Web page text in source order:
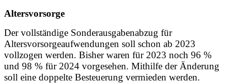
Altersvorsorge
Der vollständige Sonderausgabenabzug für
Altersvorsorgeaufwendungen soll schon ab 2023
vollzogen werden. Bisher waren für 2023 noch 96 %
und 98 % für 2024 vorgesehen. Mithilfe der Änderung
soll eine doppelte Besteuerung vermieden werden.